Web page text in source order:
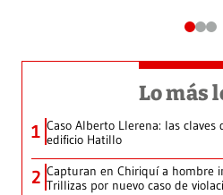
Lo más
1 Caso Alberto Llerena: las
edificio Hatillo
2 Capturan en Chiriquí a hombre
Trillizas por nuevo caso de